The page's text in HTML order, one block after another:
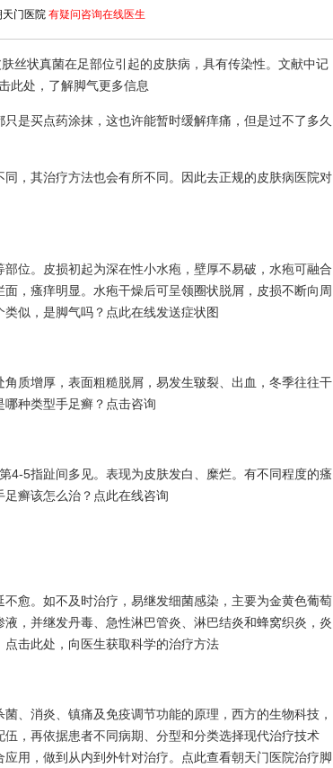
天门医院 有疑问咨询在线医生
状真菌在足部位引起的皮肤病，具有传染性。文献中记
此处，了解脚气更多信息
买点药涂抹，这也许能暂时缓解痒痛，但是过不了多久
其治疗方法也会有所不同。因此去正规的皮肤病医院对
。皮损初起为深在性小水疱，壁厚不易破，水疱可融合
，瘙痒明显。水疱干燥后可呈领圈状脱屑，皮损不断向周
似，是脚气吗？点此在线发送症状图
增厚，表面粗糙脱屑，易发生皲裂、出血，冬季往往干
种类型手足癣？点击咨询
5指趾间多见。表现为皮肤发白、糜烂。有不同程度的瘙
癣该怎么治？点此在线咨询
。如不及时治疗，易继发细菌感染，主要为金黄色葡萄
，并继发丹毒、急性淋巴管炎、淋巴结炎和蜂窝织炎，炎
击此处，向医生获取科学的治疗方法
消炎、镇痛及免疫调节功能的原理，西方的生物科技，
，再依据患者不同病期、分型和分类选择现代治疗技术
应用，做到从内到外针对治疗。点此查看朝天门医院治疗脚